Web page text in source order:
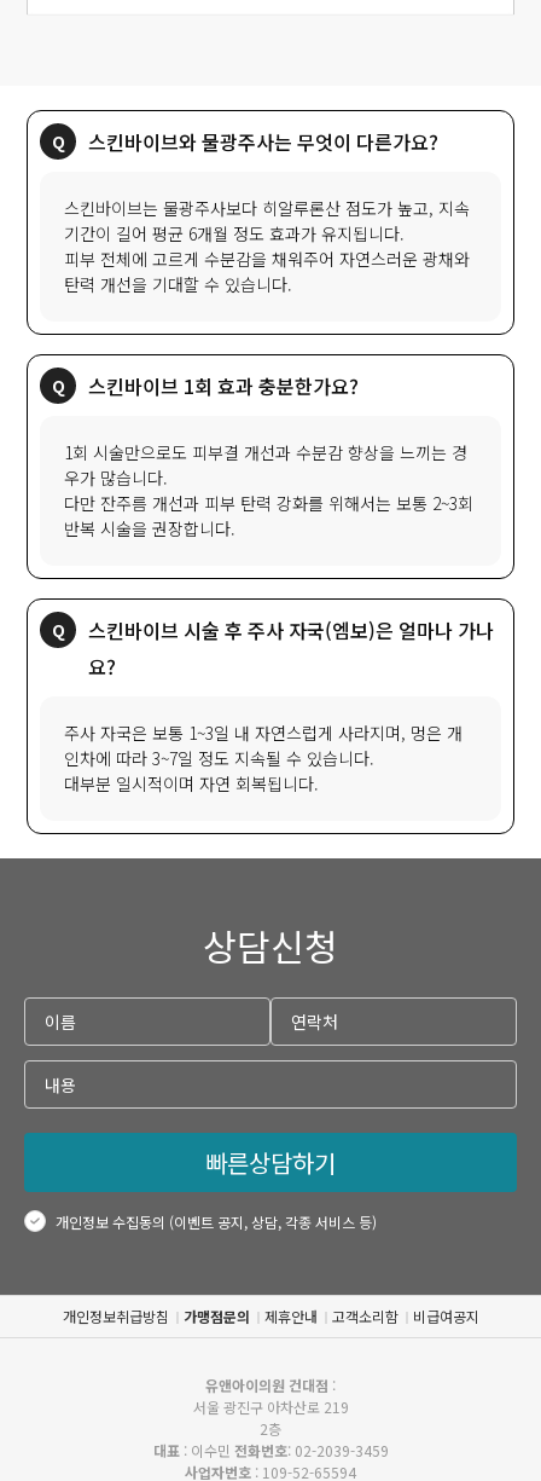
스킨바이브와 물광주사는 무엇이 다른가요?
스킨바이브는 물광주사보다 히알루론산 점도가 높고, 지속
기간이 길어 평균 6개월 정도 효과가 유지됩니다.
피부 전체에 고르게 수분감을 채워주어 자연스러운 광채와
탄력 개선을 기대할 수 있습니다.
스킨바이브 1회 효과 충분한가요?
1회 시술만으로도 피부결 개선과 수분감 향상을 느끼는 경
우가 많습니다.
다만 잔주름 개선과 피부 탄력 강화를 위해서는 보통 2~3회
반복 시술을 권장합니다.
스킨바이브 시술 후 주사 자국(엠보)은 얼마나 가나
요?
주사 자국은 보통 1~3일 내 자연스럽게 사라지며, 멍은 개
인차에 따라 3~7일 정도 지속될 수 있습니다.
대부분 일시적이며 자연 회복됩니다.
상담신청
빠른상담하기
개인정보 수집동의 (이벤트 공지, 상담, 각종 서비스 등)
개인정보취급방침 가맹점문의 제휴안내 고객소리함 비급여공지
유앤아이의원 건대점 :
서울 광진구 아차산로 219
2층
대표: 이수민 전화번호: 02-2039-3459
사업자번호 : 109-52-65594